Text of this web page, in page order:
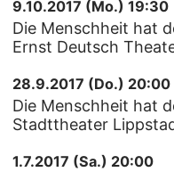
9.10.2017 (Mo.) 19:30
Die Menschheit hat
Ernst Deutsch
28.9.2017 (Do.) 20:00
Die Menschheit hat
Stadttheater
1.7.2017 (Sa.) 20:00